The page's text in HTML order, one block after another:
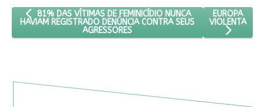
ARTIGO ANTERIOR: 81% DAS VÍTIMAS DE FEMINICÍDIO NUNCA
81% DAS VÍTIMAS DE FEMINICÍDIO NUNCA
HAVIAM REGISTRADO DENÚNCIA CONTRA SEUS
AGRESSORES
PRÓXIMO
EUROPA
VIOLENTA